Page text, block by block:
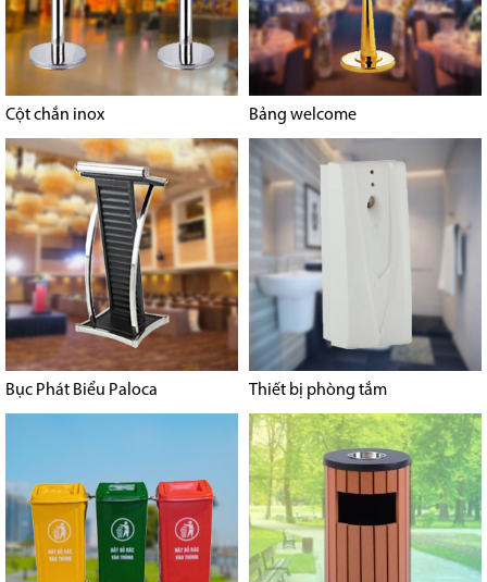
Cột chắn inox Bảng welcome
Bục Phát Biểu Paloca Thiết bị phòng tắm